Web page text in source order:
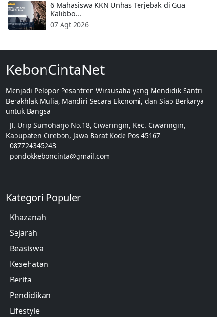
6 Mahasiswa KKN Unhas Terjebak di Gua
Kalibbo...
07 Agt 2026
KebonCintaNet
Menjadi Pelopor Pesantren Wirausaha yang Mendidik Santri
Berakhlak Mulia, Mandiri Secara Ekonomi, dan Siap Berkarya
untuk Bangsa
Jl. Urip Sumoharjo No.18, Ciwaringin, Kec. Ciwaringin,
Kabupaten Cirebon, Jawa Barat Kode Pos 45167
087724345243
pondokkeboncinta@gmail.com
Kategori Populer
Khazanah
Sejarah
Beasiswa
Kesehatan
Berita
Pendidikan
Lifestyle